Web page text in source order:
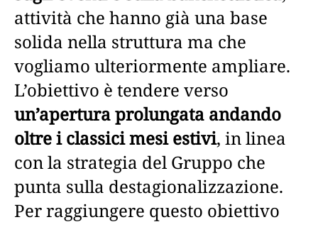
attività che hanno già una base
solida nella struttura ma che
vogliamo ulteriormente ampliare.
L’obiettivo è tendere verso
un’apertura prolungata andando
oltre i classici mesi estivi, in linea
con la strategia del Gruppo che
punta sulla destagionalizzazione.
Per raggiungere questo obiettivo